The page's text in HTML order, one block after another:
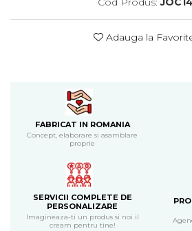
Adauga la
FABRICAT IN ROMANIA
Concept, elaborare si asamblare
proprie
SERVICII COMPLETE DE
PERSONALIZARE
Imagineaza-ti un produs si noi il
cream pentru tine!